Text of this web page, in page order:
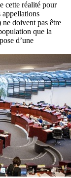
cette réalité pour
appellations
doivent pas être
que la
d’une